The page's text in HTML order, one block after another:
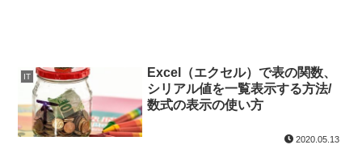
IT
Excel（エクセル）で表の関数、
シリアル値を一覧表示する方法/
数式の表示の使い方
2020.05.13